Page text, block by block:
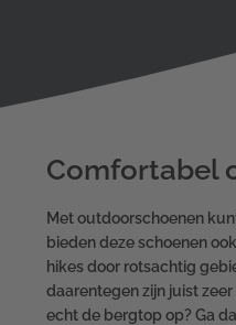
Comfortabel
Met outdoorschoenen
bieden deze schoenen
hikes door rotsachtig
daarentegen zijn juist
echt de bergtop op? Ga